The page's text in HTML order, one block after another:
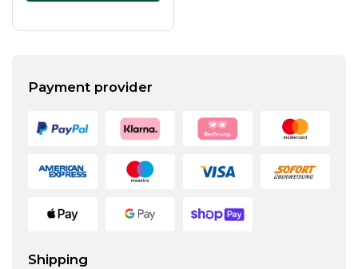
Payment provider
Shipping